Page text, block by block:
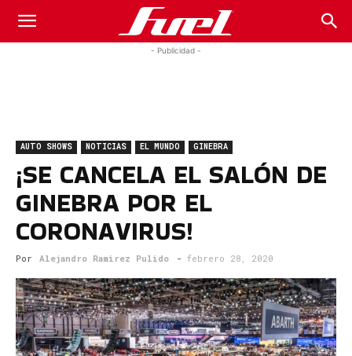
Fuel
Magazine
- Publicidad -
AUTO SHOWS NOTICIAS EL MUNDO GINEBRA
¡SE CANCELA EL SALÓN DE
GINEBRA POR EL
CORONAVIRUS!
Por Alejandro Ramirez Pulido - febrero 28, 2020